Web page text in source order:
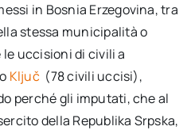
in Bosnia Erzegovina, tra
stessa municipalità o
uccisioni di civili a
Ključ (78 civili uccisi),
perché gli imputati, che al
della Republika Srpska,